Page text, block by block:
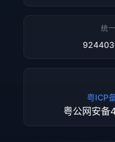
统
粤ICP
粤公网安